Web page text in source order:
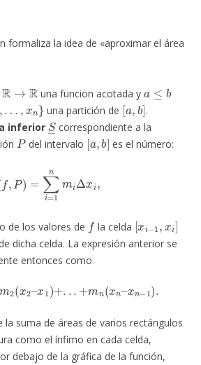
formaliza la idea de «aproximar el área
→
una funcion acotada y
,x }
una partición de
[a ,b]
.
inferior
S―
correspondiente a la
P
del intervalo
[a,b]
es el número:
=1
de los valores de
f
la celda
[ ]
dicha celda. La expresión anterior se
entonces como
m 2(x –x 1 + mn xn– n ).
la suma de áreas de varios rectángulos
como el ínfimo en cada celda,
debajo de la gráfica de la función,